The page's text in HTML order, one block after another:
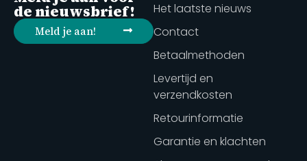
de nieuwsbrief!
Meld je aan!
Het laatste nieuws
Contact
Betaalmethoden
Levertijd en
verzendkosten
Retourinformatie
Garantie en klachten